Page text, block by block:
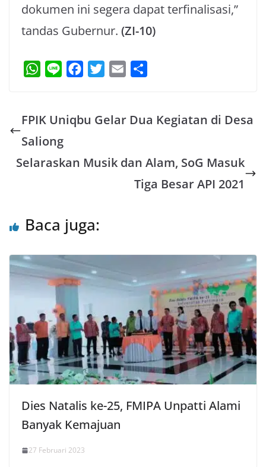
dokumen ini segera dapat terfinalisasi,”
tandas Gubernur. (ZI-10)
W
t
s
p
e
e
o
t
r
i
r
FPIK Uniqbu Gelar Dua Kegiatan di Desa
Saliong
Selaraskan Musik dan Alam, SoG Masuk
Tiga Besar API 2021
Baca juga:
Dies Natalis ke-25, FMIPA Unpatti Alami
Banyak Kemajuan
27 Februari 2023